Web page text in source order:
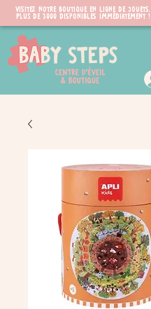
Visitez notre boutique en ligne de jouets.
PLUS de 3000 disponibles immédiatement !